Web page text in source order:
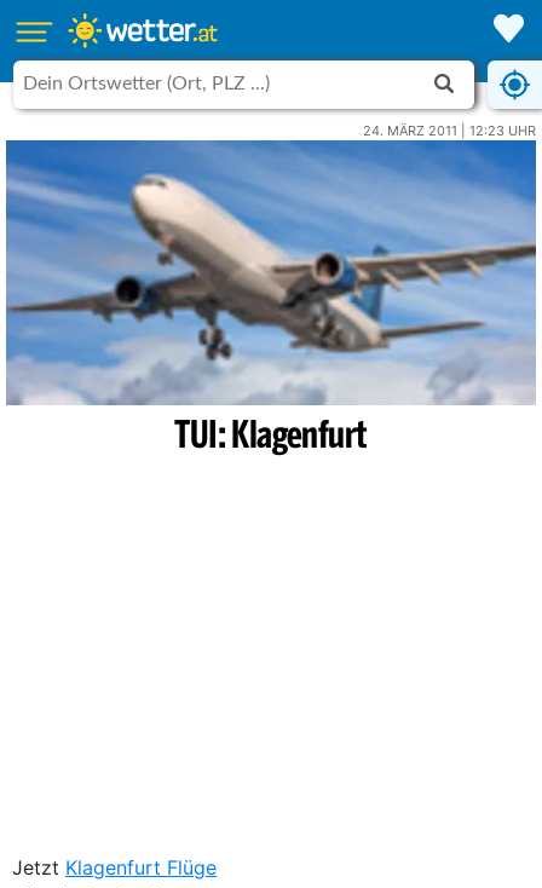
24. MÄRZ 2011 | 12:23 UHR
TUI: Klagenfurt
Jetzt Klagenfurt Flüge